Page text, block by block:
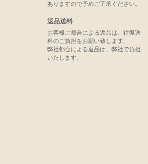
ありますので予めご了承ください。
返品送料
お客様ご都合による返品は、往復送
料のご負担をお願い致します。
弊社都合による返品は、弊社で負担
いたします。